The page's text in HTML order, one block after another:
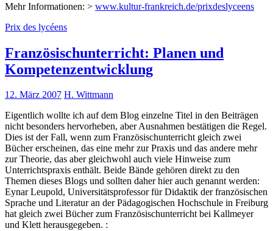
Mehr Informationen: > www.kultur-frankreich.de/prixdeslyceens
Prix des lycéens
Französischunterricht: Planen und
Kompetenzentwicklung
12. März 2007 H. Wittmann
Eigentlich wollte ich auf dem Blog einzelne Titel in den Beiträgen
nicht besonders hervorheben, aber Ausnahmen bestätigen die Regel.
Dies ist der Fall, wenn zum Französischunterricht gleich zwei
Bücher erscheinen, das eine mehr zur Praxis und das andere mehr
zur Theorie, das aber gleichwohl auch viele Hinweise zum
Unterrichtspraxis enthält. Beide Bände gehören direkt zu den
Themen dieses Blogs und sollten daher hier auch genannt werden:
Eynar Leupold, Universitätsprofessor für Didaktik der französischen
Sprache und Literatur an der Pädagogischen Hochschule in Freiburg
hat gleich zwei Bücher zum Französischunterricht bei Kallmeyer
und Klett herausgegeben. :